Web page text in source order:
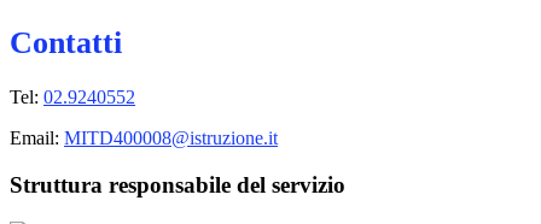
Contatti
Tel: 02.9240552
Email: MITD400008@istruzione.it
Struttura responsabile del servizio